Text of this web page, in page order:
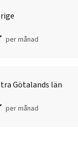
per månad
Götalands län
per månad